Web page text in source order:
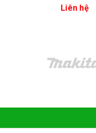
Liên hệ